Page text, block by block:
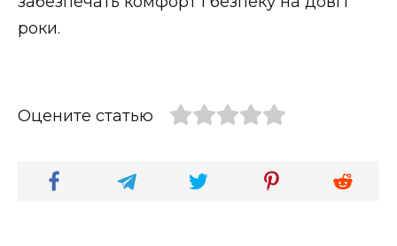
роки.
Оцените статью